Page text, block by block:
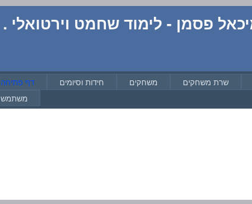
פסמן - לימוד שחמט וירטואלי .
דף פתיחה חידות וסיומים משחקים שרת משחקים
משתמש